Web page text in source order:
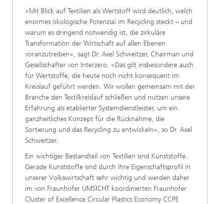
»Mit Blick auf Textilien als Wertstoff wird deutlich, welch
enormes ökologische Potenzial im Recycling steckt – und
warum es dringend notwendig ist, die zirkuläre
Transformation der Wirtschaft auf allen Ebenen
voranzutreiben«, sagt Dr. Axel Schweitzer, Chairman und
Gesellschafter von Interzero. »Das gilt insbesondere auch
für Wertstoffe, die heute noch nicht konsequent im
Kreislauf geführt werden. Wir wollen gemeinsam mit der
Branche den Textilkreislauf schließen und nutzen unsere
Erfahrung als etablierter Systemdienstleister, um ein
ganzheitliches Konzept für die Rücknahme, die
Sortierung und das Recycling zu entwickeln«, so Dr. Axel
Schweitzer.
Ein wichtiger Bestandteil von Textilien sind Kunststoffe.
Gerade Kunststoffe sind durch ihre Eigenschaftsprofil in
unserer Volkswirtschaft sehr wichtig und werden daher
im von Fraunhofer UMSICHT koordinierten Fraunhofer
Cluster of Excellence Circular Plastics Economy CCPE